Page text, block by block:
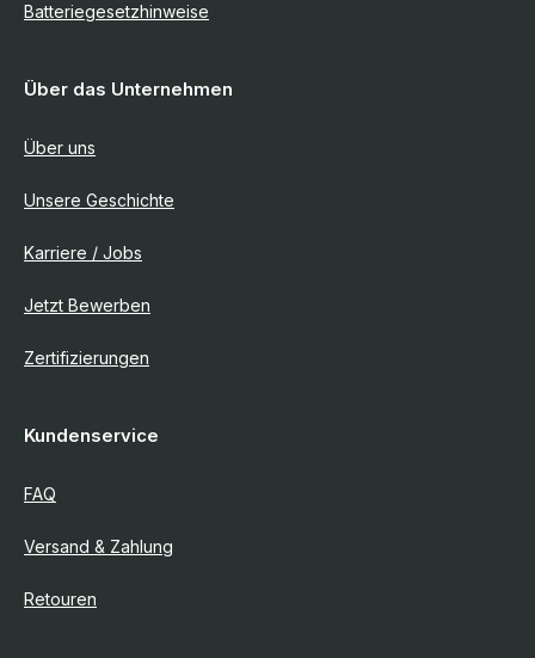
Batteriegesetzhinweise
Über das Unternehmen
Über uns
Unsere Geschichte
Karriere / Jobs
Jetzt Bewerben
Zertifizierungen
Kundenservice
FAQ
Versand & Zahlung
Retouren